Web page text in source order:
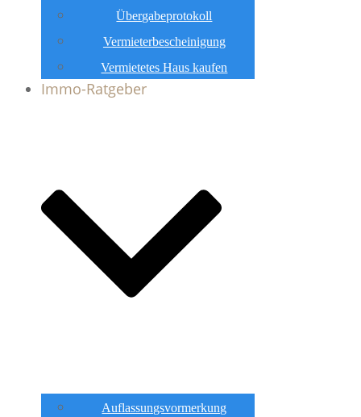
Übergabeprotokoll
Vermieterbescheinigung
Vermietetes Haus kaufen
Immo-Ratgeber
Auflassungsvormerkung